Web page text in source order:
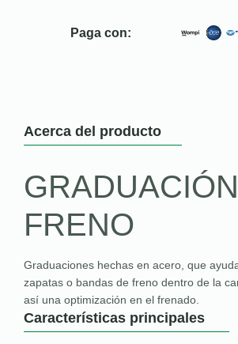
Paga con:
Acerca del producto
FRENO
Graduaciones hechas en acero, que
zapatas o bandas de freno dentro de la
así una optimización en el frenado.
Características principales